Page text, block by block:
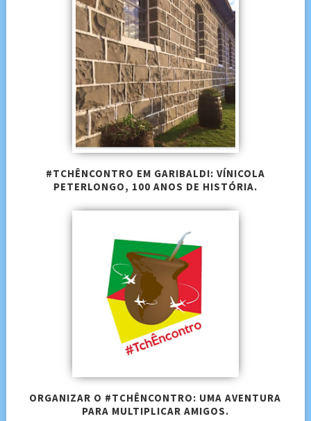
#TCHÊNCONTRO EM GARIBALDI: VÍNICOLA
PETERLONGO, 100 ANOS DE HISTÓRIA.
ORGANIZAR O #TCHÊNCONTRO: UMA AVENTURA
PARA MULTIPLICAR AMIGOS.